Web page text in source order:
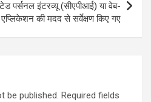
पर्सनल इंटरव्यू (सीएपीआई) या वेब-
की मदद से सर्वेक्षण किए गए
be published. Required fields